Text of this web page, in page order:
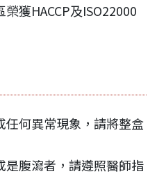
獲HACCP及ISO22000
任何異常現象，請將整盒
是腹瀉者，請遵照醫師指